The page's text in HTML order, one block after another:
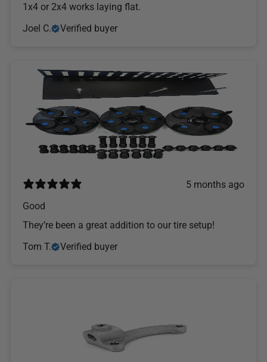
1x4 or 2x4 works laying flat.
Joel C.
Verified buyer
5 months ago
Good
They’re been a great addition to our tire setup!
Tom T.
Verified buyer